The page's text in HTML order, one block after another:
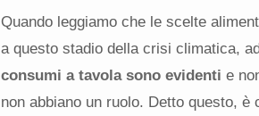
Quando leggiamo che le scelte
a questo stadio della crisi climatica,
consumi a tavola sono evidenti e
non abbiano un ruolo. Detto questo, è